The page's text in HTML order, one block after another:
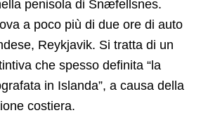
penisola di Snæfellsnes.
a poco più di due ore di auto
Reykjavik. Si tratta di un
che spesso definita “la
in Islanda”, a causa della
costiera.